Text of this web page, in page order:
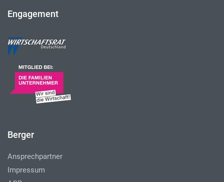
Engagement
Berger
Ansprechpartner
Impressum